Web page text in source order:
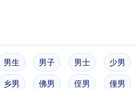
男生 男子 男士 少男
乡男 佛男 侄男 僮男